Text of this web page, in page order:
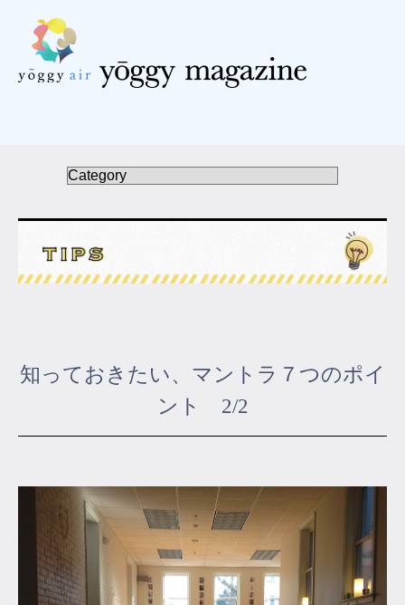
インストラクター一覧
yoggy mommy
ログイン
会員規約について
クラス参加にあたっての同意書
知っておきたい、マントラ７つのポイ
ント 2/2